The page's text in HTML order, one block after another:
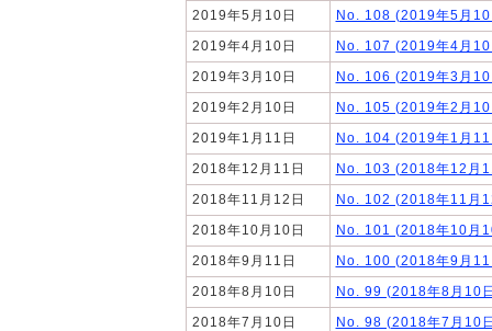
2019年5月10日
No. 108 (2019年5月
2019年4月10日
No. 107 (2019年4月
2019年3月10日
No. 106 (2019年3月
2019年2月10日
No. 105 (2019年2月
2019年1月11日
No. 104 (2019年1月
2018年12月11日
No. 103 (2018年12月
2018年11月12日
No. 102 (2018年11月
2018年10月10日
No. 101 (2018年10月
2018年9月11日
No. 100 (2018年9月
2018年8月10日
No. 99 (2018年8月10
2018年7月10日
No. 98 (2018年7月10